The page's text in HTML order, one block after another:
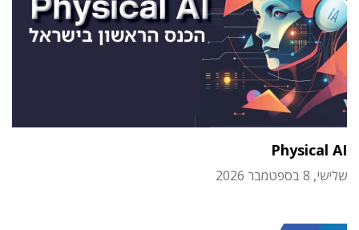
Physical AI
שלישי, 8 בספטמבר 2026